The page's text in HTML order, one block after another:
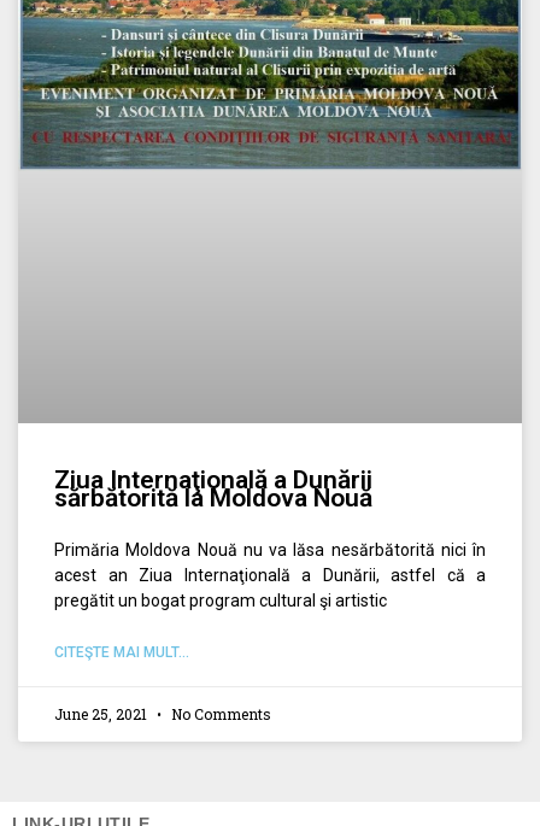
Ziua Internaţională a Dunării
sărbătorită la Moldova Nouă
Primăria Moldova Nouă nu va lăsa nesărbătorită nici în
acest an Ziua Internaţională a Dunării, astfel că a
pregătit un bogat program cultural şi artistic
CITEŞTE MAI MULT...
June 25, 2021 No Comments